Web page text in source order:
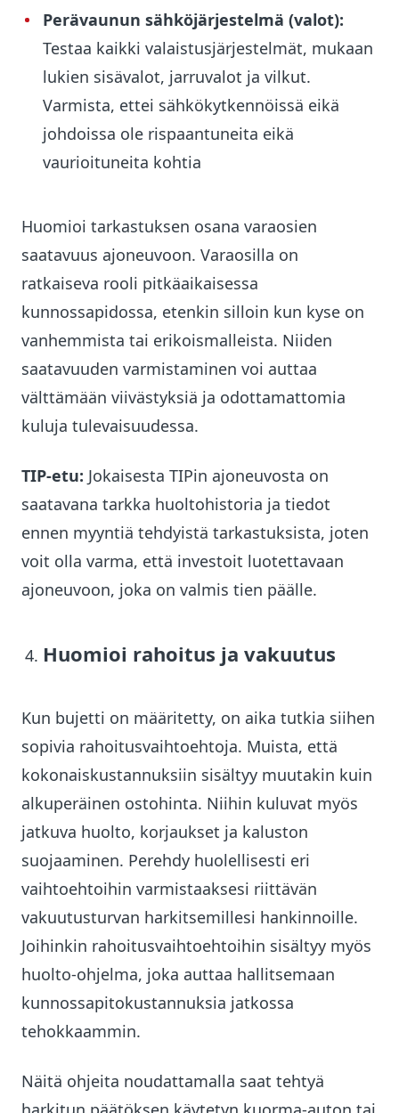
Perävaunun sähköjärjestelmä (valot):
Testaa kaikki valaistusjärjestelmät, mukaan
lukien sisävalot, jarruvalot ja vilkut.
Varmista, ettei sähkökytkennöissä eikä
johdoissa ole rispaantuneita eikä
vaurioituneita kohtia
Huomioi tarkastuksen osana varaosien
saatavuus ajoneuvoon. Varaosilla on
ratkaiseva rooli pitkäaikaisessa
kunnossapidossa, etenkin silloin kun kyse on
vanhemmista tai erikoismalleista. Niiden
saatavuuden varmistaminen voi auttaa
välttämään viivästyksiä ja odottamattomia
kuluja tulevaisuudessa.
TIP-etu: Jokaisesta TIPin ajoneuvosta on
saatavana tarkka huoltohistoria ja tiedot
ennen myyntiä tehdyistä tarkastuksista, joten
voit olla varma, että investoit luotettavaan
ajoneuvoon, joka on valmis tien päälle.
Huomioi rahoitus ja vakuutus
Kun bujetti on määritetty, on aika tutkia siihen
sopivia rahoitusvaihtoehtoja. Muista, että
kokonaiskustannuksiin sisältyy muutakin kuin
alkuperäinen ostohinta. Niihin kuluvat myös
jatkuva huolto, korjaukset ja kaluston
suojaaminen. Perehdy huolellisesti eri
vaihtoehtoihin varmistaaksesi riittävän
vakuutusturvan harkitsemillesi hankinnoille.
Joihinkin rahoitusvaihtoehtoihin sisältyy myös
huolto-ohjelma, joka auttaa hallitsemaan
kunnossapitokustannuksia jatkossa
tehokkaammin.
Näitä ohjeita noudattamalla saat tehtyä